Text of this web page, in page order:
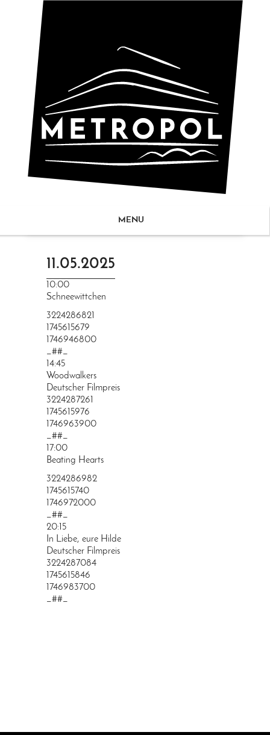
MENU
11.05.2025
10:00
Schneewittchen
3224286821
1745615679
1746946800
_##_
14:45
Woodwalkers
Deutscher Filmpreis
3224287261
1745615976
1746963900
_##_
17:00
Beating Hearts
3224286982
1745615740
1746972000
_##_
20:15
In Liebe, eure Hilde
Deutscher Filmpreis
3224287084
1745615846
1746983700
_##_